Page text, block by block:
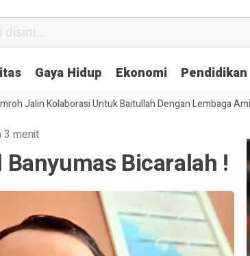
Gaya Hidup Ekonomi Pendidikan
Kolaborasi Untuk Baitullah Dengan Lembaga Amil Zakat
3 menit
Bicaralah !